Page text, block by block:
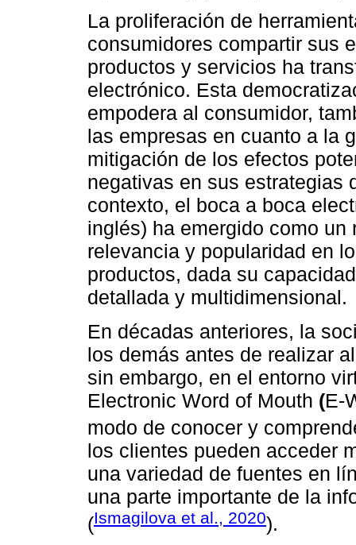
La proliferación de
consumidores compartir sus
productos y servicios ha
electrónico. Esta
empodera al consumidor,
las empresas en cuanto a la
mitigación de los efectos
negativas en sus estrategias
contexto, el boca a boca
inglés) ha emergido como
relevancia y popularidad en
productos, dada su
detallada y multidimensional.
En décadas anteriores, la
los demás antes de realizar
sin embargo, en el entorno
Electronic Word of Mouth (E-
modo de conocer y
los clientes pueden acceder
una variedad de fuentes en
una parte importante de la
(Ismagilova et al., 2020).